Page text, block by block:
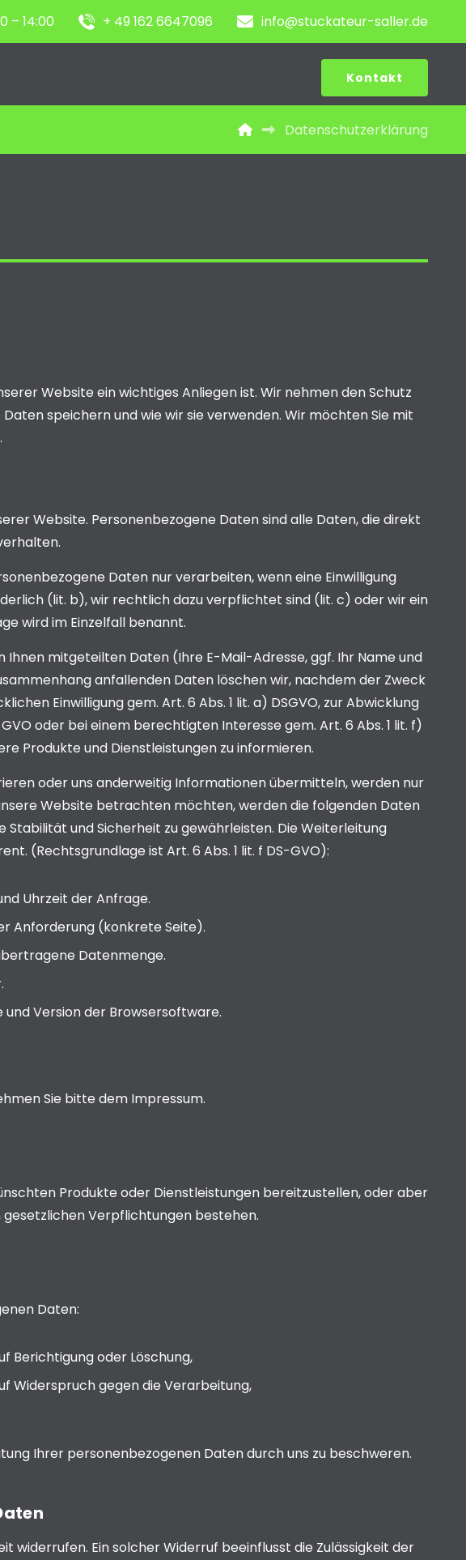
info@stuckateur-saller.de
+ 49 162 6647096
– 14:00
Kontakt
Datenschutzerklärung
Website ein wichtiges Anliegen ist. Wir nehmen den Schutz
speichern und wie wir sie verwenden. Wir möchten Sie mit
Website. Personenbezogene Daten sind alle Daten, die direkt
Daten nur verarbeiten, wenn eine Einwilligung
(lit. b), wir rechtlich dazu verpflichtet sind (lit. c) oder wir ein
wird im Einzelfall benannt.
mitgeteilten Daten (Ihre E-Mail-Adresse, ggf. Ihr Name und
anfallenden Daten löschen wir, nachdem der Zweck
Einwilligung gem. Art. 6 Abs. 1 lit. a) DSGVO, zur Abwicklung
oder bei einem berechtigten Interesse gem. Art. 6 Abs. 1 lit. f)
Produkte und Dienstleistungen zu informieren.
oder uns anderweitig Informationen übermitteln, werden nur
Website betrachten möchten, werden die folgenden Daten
und Sicherheit zu gewährleisten. Die Weiterleitung
(Rechtsgrundlage ist Art. 6 Abs. 1 lit. f DS-GVO):
Uhrzeit der Anfrage.
Anforderung (konkrete Seite).
Datenmenge.
und Version der Browsersoftware.
Sie bitte dem Impressum.
Produkte oder Dienstleistungen bereitzustellen, oder aber
gesetzlichen Verpflichtungen bestehen.
Daten:
Berichtigung oder Löschung,
Widerspruch gegen die Verarbeitung,
Ihrer personenbezogenen Daten durch uns zu beschweren.
widerrufen. Ein solcher Widerruf beeinflusst die Zulässigkeit der